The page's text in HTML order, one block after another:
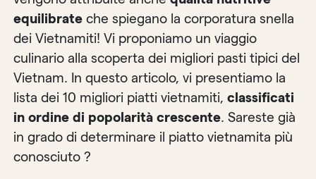
equilibrate che spiegano la corporatura snella
dei Vietnamiti! Vi proponiamo un viaggio
culinario alla scoperta dei migliori pasti tipici del
Vietnam. In questo articolo, vi presentiamo la
lista dei 10 migliori piatti vietnamiti,classificati
in ordine di popolarità crescente. Sareste già
in grado di determinare il piatto vietnamita più
conosciuto ?